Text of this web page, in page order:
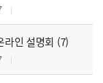
라인 설명회 (7)